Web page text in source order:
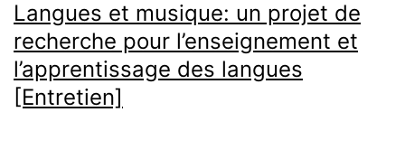
Langues et musique: un projet de
recherche pour l’enseignement et
l’apprentissage des langues
[Entretien]